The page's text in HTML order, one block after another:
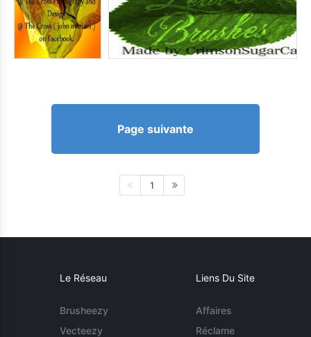
Page suivante
1
Le Réseau
Brusheezy
Vecteezy
Liens Du Site
Affaires
Réclame